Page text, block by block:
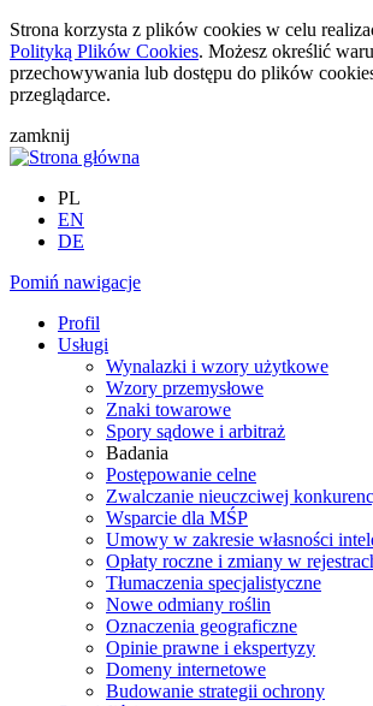
Strona korzysta z plików cookies w celu
Polityką Plików Cookies. Możesz określić
przechowywania lub dostępu do plików
przeglądarce.
zamknij
PL
EN
DE
Pomiń nawigacje
Profil
Usługi
Wynalazki i wzory użytkowe
Wzory przemysłowe
Znaki towarowe
Spory sądowe i arbitraż
Badania
Postępowanie celne
Zwalczanie nieuczciwej
Wsparcie dla MŚP
Umowy w zakresie własności
Opłaty roczne i zmiany w
Tłumaczenia specjalistyczne
Nowe odmiany roślin
Oznaczenia geograficzne
Opinie prawne i ekspertyzy
Domeny internetowe
Budowanie strategii ochrony